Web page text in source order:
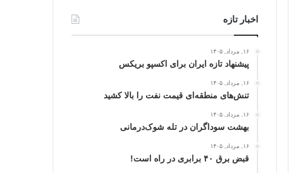
اخبار تازه
۱۶, مرداد, ۱۴۰۵
پیشنهاد تازه ایران برای اکسپو بریکس
۱۶, مرداد, ۱۴۰۵
تنش‌های منطقه‌ای قیمت نفت را بالا کشید
۱۶, مرداد, ۱۴۰۵
بهشت سوداگران در تله شوک‌درمانی
۱۶, مرداد, ۱۴۰۵
قبض برق ۴۰ برابری در راه است!